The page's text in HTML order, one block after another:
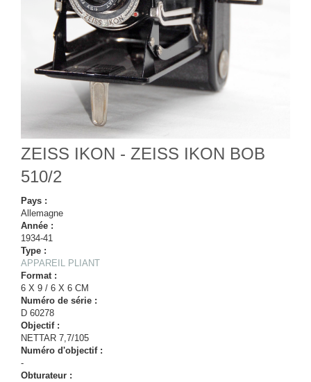
ZEISS IKON - ZEISS IKON BOB
510/2
Pays :
Allemagne
Année :
1934-41
Type :
APPAREIL PLIANT
Format :
6 X 9 / 6 X 6 CM
Numéro de série :
D 60278
Objectif :
NETTAR 7,7/105
Numéro d'objectif :
-
Obturateur :